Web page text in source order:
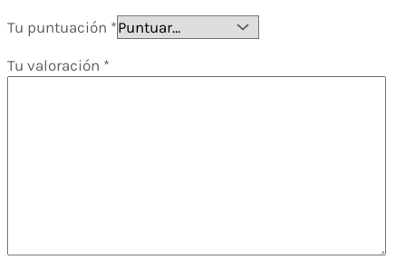
Tu puntuación *
Tu valoración *